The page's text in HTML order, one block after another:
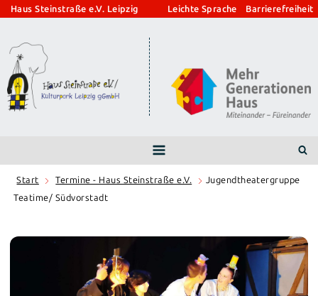
Zum
springen
Haus Steinstraße e.V. Leipzig Leichte Sprache Barrierefreiheit
Start Termine - Haus Steinstraße e.V.
Jugendtheatergruppe
Teatime/ Südvorstadt